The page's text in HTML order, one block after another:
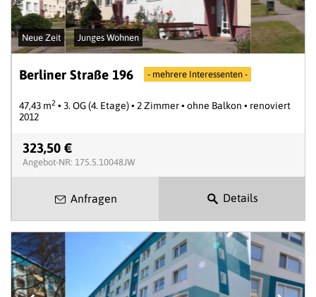
Neue Zeit Junges Wohnen
Berliner Straße 196 - mehrere Interessenten -
47,43 m2 • 3. OG (4. Etage) • 2 Zimmer • ohne Balkon • renoviert
2012
323,50 €
Angebot-NR: 175.5.10048JW
Anfragen Details